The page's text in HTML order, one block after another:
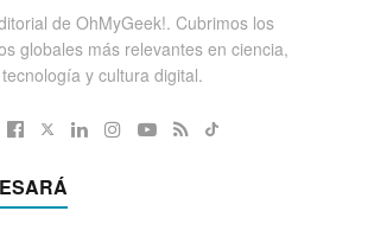
de OhMyGeek!. Cubrimos los
globales más relevantes en ciencia,
tecnología y cultura digital.